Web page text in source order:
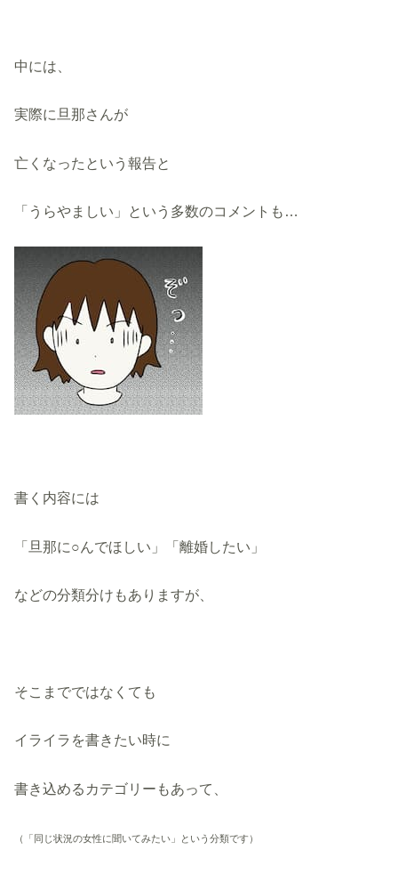
中には、
実際に旦那さんが
亡くなったという報告と
「うらやましい」という多数のコメントも…
書く内容には
「旦那に○んでほしい」「離婚したい」
などの分類分けもありますが、
そこまでではなくても
イライラを書きたい時に
書き込めるカテゴリーもあって、
（「同じ状況の女性に聞いてみたい」という分類です）